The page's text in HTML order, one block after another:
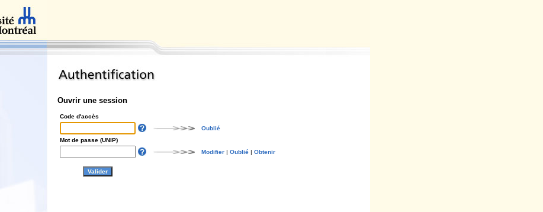
Ouvrir une session
Code d'accès
Oublié
Mot de passe (UNIP)
Modifier | Oublié | Obtenir